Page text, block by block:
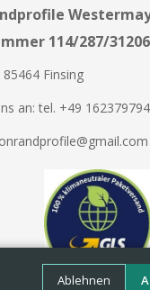
114/287/31206
Finsing
an: tel. +49
Ablehnen